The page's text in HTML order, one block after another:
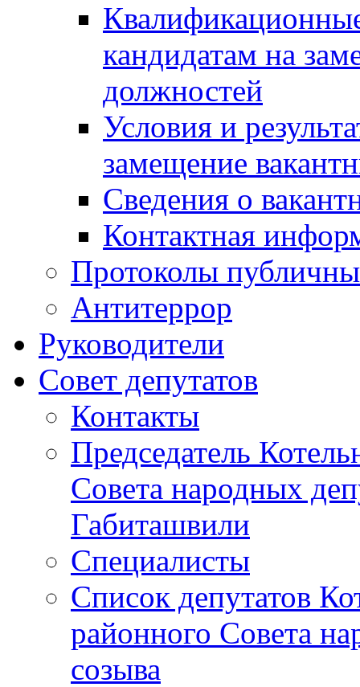
кандидатам на
должностей
Условия и
замещение
Сведения о
Контактная
Протоколы
Антитеррор
Руководители
Совет депутатов
Контакты
Председатель
Совета народных
Габиташвили
Специалисты
Список депутатов
районного Совета
созыва